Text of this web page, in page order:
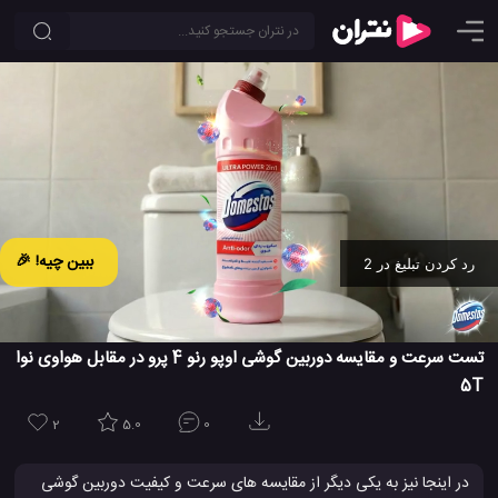
ببین چیه! 🎉 رد کردن تبلیغ در 2
00:12
تست سرعت و مقایسه دوربین گوشی اوپو رنو 4 پرو در مقابل هواوی نوا
5T
2 5.0 0
در اینجا نیز به یکی دیگر از مقایسه های سرعت و کیفیت دوربین گوشی